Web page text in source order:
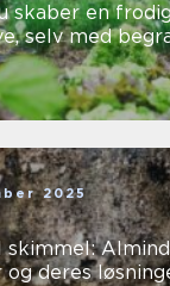
skaber en
selv med
2025
skimmel:
deres